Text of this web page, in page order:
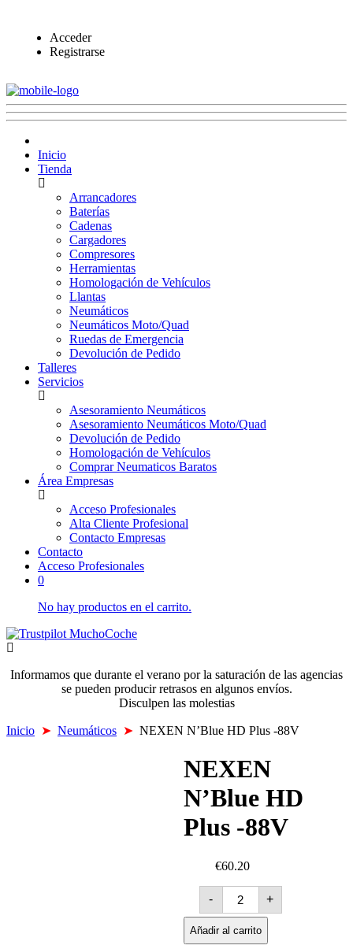
Acceder
Registrarse
Inicio
Tienda
Arrancadores
Baterías
Cadenas
Cargadores
Compresores
Herramientas
Homologación de Vehículos
Llantas
Neumáticos
Neumáticos Moto/Quad
Ruedas de Emergencia
Devolución de Pedido
Talleres
Servicios
Asesoramiento Neumáticos
Asesoramiento Neumáticos Moto/Quad
Devolución de Pedido
Homologación de Vehículos
Comprar Neumaticos Baratos
Área Empresas
Acceso Profesionales
Alta Cliente Profesional
Contacto Empresas
Contacto
Acceso Profesionales
0
No hay productos en el carrito.
Informamos que durante el verano por la saturación de las agencias
se pueden producir retrasos en algunos envíos.
Disculpen las molestias
Inicio ➤ Neumáticos ➤ NEXEN N’Blue HD Plus -88V
NEXEN
N’Blue HD
Plus -88V
€60.20
-
NEXEN
N'Blue
HD
Plus
-88V
+
Añadir al carrito